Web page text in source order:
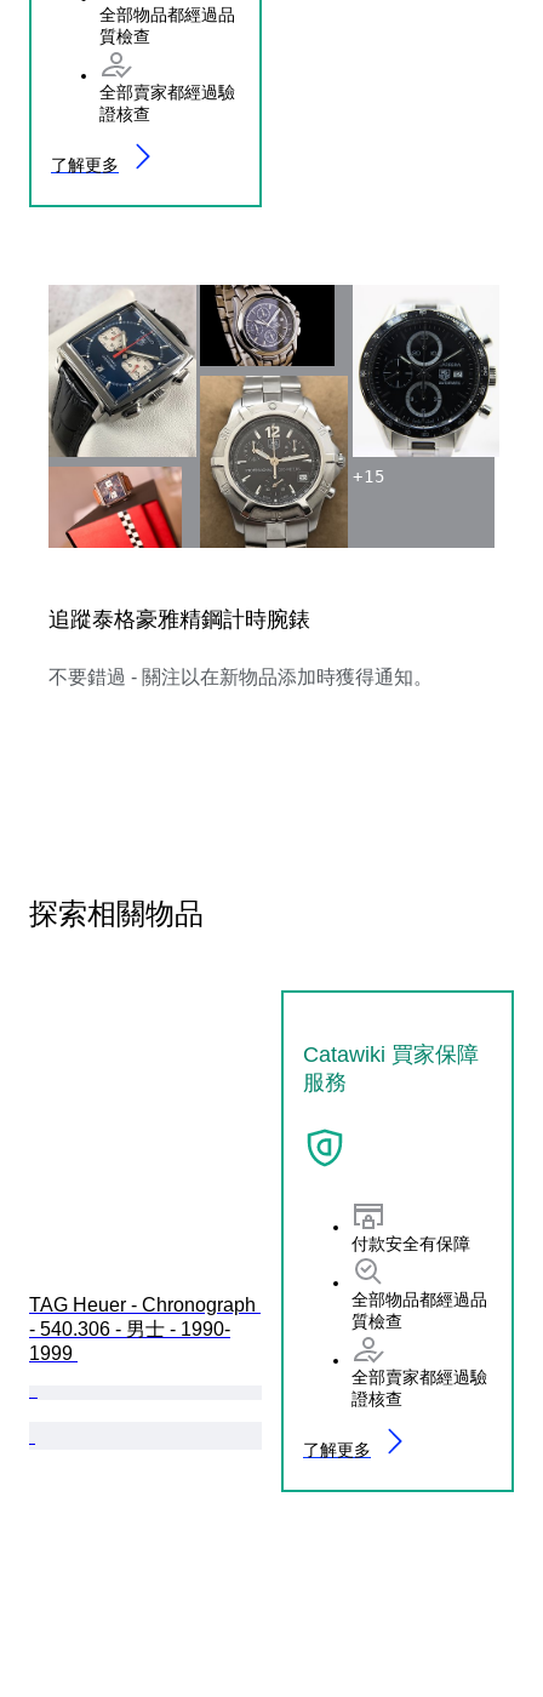
全部物品都經過品
質檢查
全部賣家都經過驗
證核查
了解更多
追蹤泰格豪雅精鋼計時腕錶
不要錯過 - 關注以在新物品添加時獲得通知。
+15
探索相關物品
Catawiki 買家保障
服務
付款安全有保障
全部物品都經過品
質檢查
全部賣家都經過驗
證核查
了解更多
TAG Heuer - Chronograph
- 540.306 - 男士 - 1990-
1999